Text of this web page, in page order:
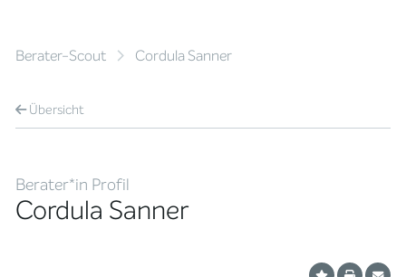
Berater-Scout Cordula Sanner
Übersicht
Berater*in Profil
Cordula Sanner